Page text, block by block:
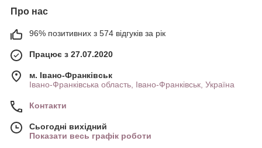
Про нас
96% позитивних з 574 відгуків за рік
Працює з 27.07.2020
м. Івано-Франківськ
Івано-Франківська область, Івано-Франківськ, Україна
Контакти
Сьогодні вихідний
Показати весь графік роботи